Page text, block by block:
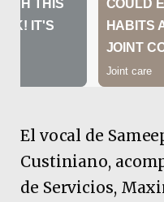
El vocal de
Custiniano,
de Servicios,